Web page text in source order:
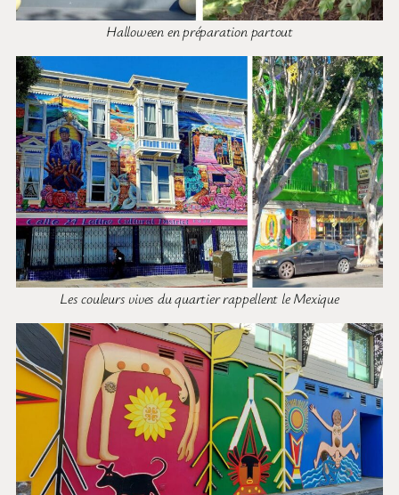
Halloween en préparation partout
Les couleurs vives du quartier rappellent le Mexique